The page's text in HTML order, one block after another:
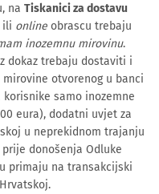
na Tiskanici za dostavu
ili online obrascu trebaju
inozemnu mirovinu.
dokaz trebaju dostaviti i
mirovine otvorenog u banci
samo inozemne
eura), dodatni uvjet za
u neprekidnom trajanju
donošenja Odluke
primaju na transakcijski